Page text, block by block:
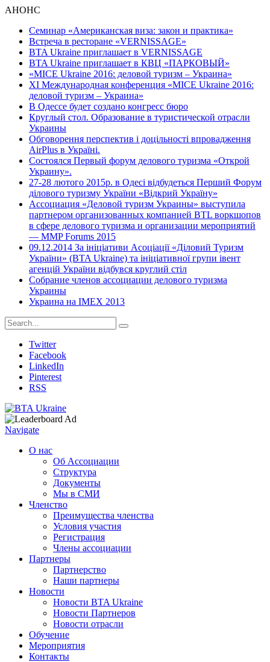
АНОНС
Семинар «Американская виза: закон и практика»
Встреча в ресторане «VERNISSAGE»
BTA Ukraine приглашает в VERNISSAGE
BTA Ukraine приглашает в КВЦ «ПАРКОВЫЙ»
«MICE Ukraine 2016: деловой туризм – Украина»
ХI Международная конференция «MICE Ukraine 2016:
деловой туризм – Украина»
В Одессе будет создано конгресс бюро
Круглый стол. Образование в туристической отрасли
Украины
Обговорення перспектив і доцільності впровадження
AirPlus в Україні.
Состоялся Первый форум делового туризма «Открой
Украину».
27-28 лютого 2015р. в Одесі відбудеться Перший Форум
ділового туризму України «Відкрий Україну»
Ассоциация «Деловой туризм Украины» выступила
партнером организованных компанией BTL воркшопов
в сфере делового туризма и организации мероприятий
— MMP Forums 2015
09.12.2014 За ініціативи Асоціації «Діловий Туризм
України» (BTA Ukraine) та ініціативної групи івент
агенцій України відбувся круглий стіл
Собрание членов ассоциации делового туризма
Украины
Украина на IMEX 2013
Twitter
Facebook
LinkedIn
Pinterest
RSS
Navigate
О нас
Об Ассоциации
Структура
Документы
Мы в СМИ
Членство
Преимущества членства
Условия участия
Регистрация
Члены ассоциации
Партнеры
Партнерство
Наши партнеры
Новости
Новости BTA Ukraine
Новости Партнеров
Новости отрасли
Обучение
Мероприятия
Контакты